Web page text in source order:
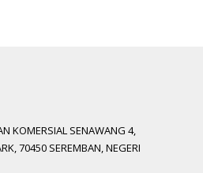
KOMERSIAL SENAWANG 4,
70450 SEREMBAN, NEGERI